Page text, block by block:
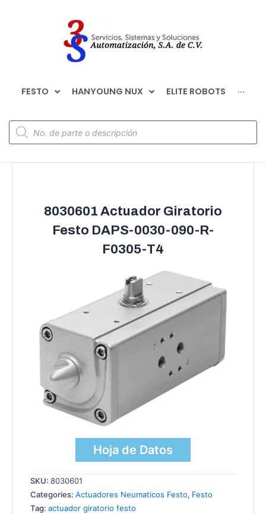
FESTO HANYOUNG NUX ELITE ROBOTS ···
8030601 Actuador Giratorio
Festo DAPS-0030-090-R-
F0305-T4
Hoja de Datos
SKU: 8030601
Categories: Actuadores Neumaticos Festo, Festo
Tag: actuador giratorio festo